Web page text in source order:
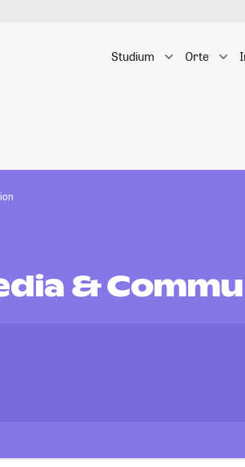
Studium Orte
&